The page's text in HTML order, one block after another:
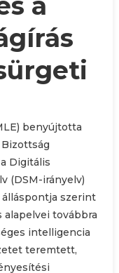
benyújtotta
Digitális
(DSM-irányelv)
szerint
alapelvei továbbra
intelligencia
teremtett,